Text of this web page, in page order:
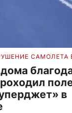
САМОЛЕТА
в